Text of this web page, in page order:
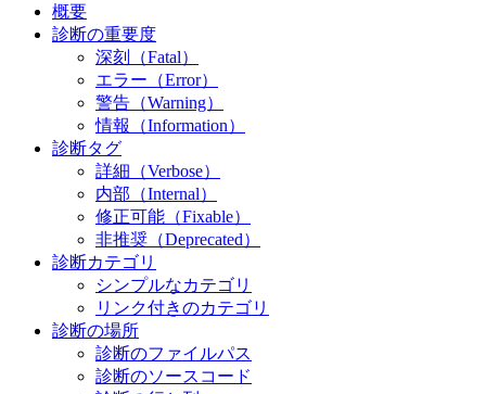
概要
診断の重要度
深刻（Fatal）
エラー（Error）
警告（Warning）
情報（Information）
診断タグ
詳細（Verbose）
内部（Internal）
修正可能（Fixable）
非推奨（Deprecated）
診断カテゴリ
シンプルなカテゴリ
リンク付きのカテゴリ
診断の場所
診断のファイルパス
診断のソースコード